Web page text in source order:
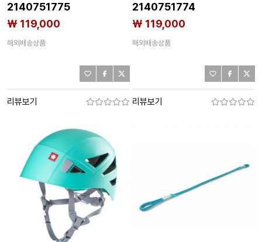
2140751775
₩ 119,000
해외배송상품
리뷰보기
2140751774
₩ 119,000
해외배송상품
리뷰보기